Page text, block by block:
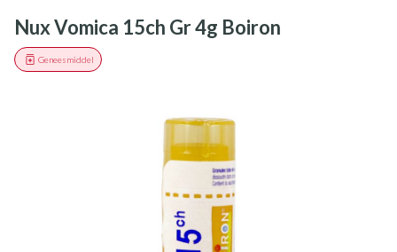
Nux Vomica 15ch Gr 4g Boiron
Geneesmiddel